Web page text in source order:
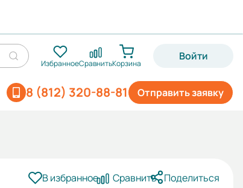
ИзбранноеСравнитьКорзина
Войти
Отправить заявку
8 (812) 320-88-81
В избранное Сравнить Поделиться